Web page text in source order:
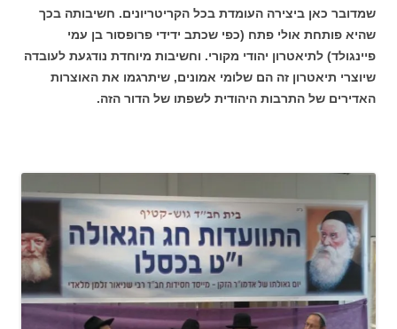
שמדובר כאן ביצירה העומדת בכל הקריטריונים. חשיבותה בכך
שהיא פותחת אולי פתח (כפי שכתב ידידי פרופסור בן עמי
פיינגולד) לתיאטרון יהודי מקורי. וחשיבות מיוחדת נודגעת לעובדה
שיוצרי תיאטרון זה הם שלומי אמונים, שיתרגמו את האוצרות
האדירים של התרבות היהודית לשפתו של הדור הזה.